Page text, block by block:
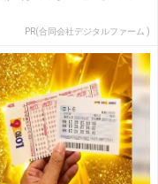
PR(合同会社デジタルファーム )